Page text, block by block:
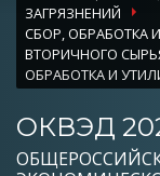
ЗАГРЯЗНЕНИЙ
СБОР, ОБРАБОТКА
ВТОРИЧНОГО
ОБРАБОТКА И
ОКВЭД